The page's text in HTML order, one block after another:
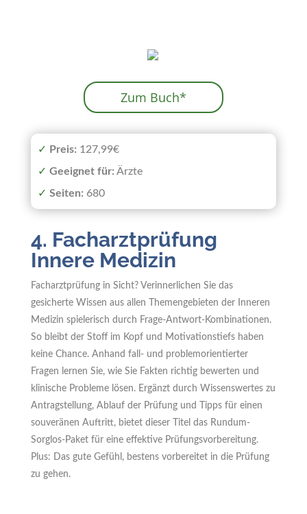
Zum Buch*
✓ Preis: 127,99€
✓ Geeignet für: Ärzte
✓ Seiten: 680
4. Facharztprüfung
Innere Medizin
Facharztprüfung in Sicht? Verinnerlichen Sie das
gesicherte Wissen aus allen Themengebieten der Inneren
Medizin spielerisch durch Frage-Antwort-Kombinationen.
So bleibt der Stoff im Kopf und Motivationstiefs haben
keine Chance. Anhand fall- und problemorientierter
Fragen lernen Sie, wie Sie Fakten richtig bewerten und
klinische Probleme lösen. Ergänzt durch Wissenswertes zu
Antragstellung, Ablauf der Prüfung und Tipps für einen
souveränen Auftritt, bietet dieser Titel das Rundum-
Sorglos-Paket für eine effektive Prüfungsvorbereitung.
Plus: Das gute Gefühl, bestens vorbereitet in die Prüfung
zu gehen.